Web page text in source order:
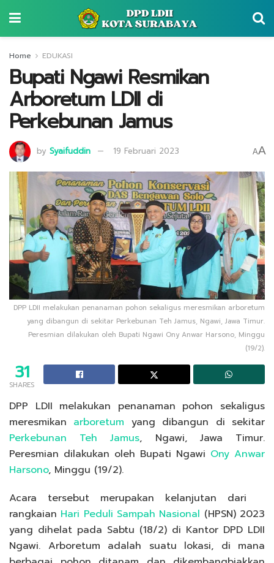
Home EDUKASI
Bupati Ngawi Resmikan
Arboretum LDII di
Perkebunan Jamus
by Syaifuddin 19 Februari 2023 AA
DPP LDII melakukan penanaman pohon sekaligus meresmikan arboretum
yang dibangun di sekitar Perkebunan Teh Jamus, Ngawi, Jawa Timur.
Peresmian dilakukan oleh Bupati Ngawi Ony Anwar Harsono, Minggu
(19/2).
31
SHARES
DPP LDII melakukan penanaman pohon sekaligus
meresmikan arboretum yang dibangun di sekitar
Perkebunan Teh Jamus, Ngawi, Jawa Timur.
Peresmian dilakukan oleh Bupati Ngawi Ony Anwar
Harsono, Minggu (19/2).
Acara tersebut merupakan kelanjutan dari
rangkaian Hari Peduli Sampah Nasional (HPSN) 2023
yang dihelat pada Sabtu (18/2) di Kantor DPD LDII
Ngawi. Arboretum adalah suatu lokasi, di mana